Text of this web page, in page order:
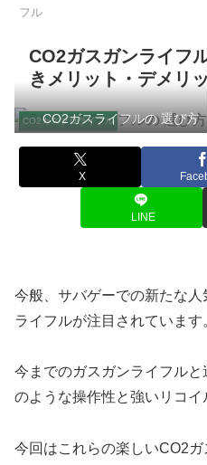
フル
CO2ガスガンライフ
きメリット・デメリ
CO2ガスブロライフル
CO2ガスライフルの 選び方
X
LINE
今般、サバゲーでの新たな
ライフルが注目されています
今までのガスガンライフル
のような操作性と強いリコイ
今回はこれらの楽しいCO2